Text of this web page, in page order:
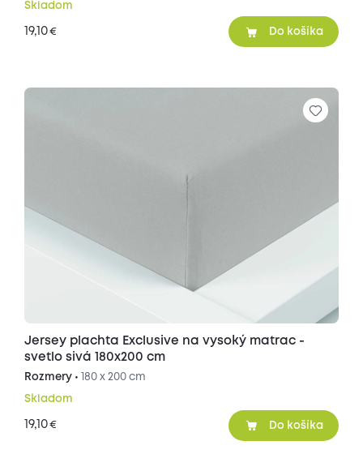
Skladom
19,10€ Do košíka
Jersey plachta Exclusive na vysoký matrac -
svetlo sivá 180x200 cm
Rozmery • 180 x 200 cm
Skladom
19,10€ Do košíka